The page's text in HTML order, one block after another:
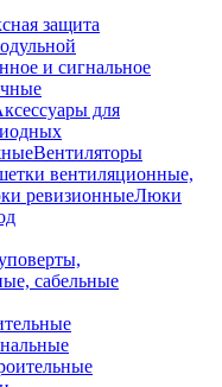
защита
и сигнальное
для
Вентиляторы
вентиляционные,
ревизионныеЛюки
сабельные